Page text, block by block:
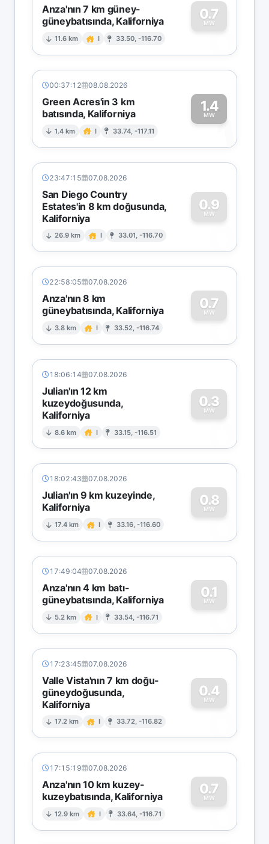
Anza'nın 7 km güney-
güneybatısında, Kaliforniya
11.6 km I 33.50, -116.70
0.7
MW
0
00:37:12 08.08.2026
Green Acres'in 3 km
batısında, Kaliforniya
1.4 km I 33.74, -117.11
1.4
MW1
23:47:15 07.08.2026
San Diego Country
Estates'in 8 km doğusunda,
Kaliforniya
26.9 km I 33.01, -116.70
0.9
MW
0
22:58:05 07.08.2026
Anza'nın 8 km
güneybatısında, Kaliforniya
3.8 km I 33.52, -116.74
0.7
MW
0
18:06:14 07.08.2026
Julian'ın 12 km
kuzeydoğusunda,
Kaliforniya
8.6 km I 33.15, -116.51
0.3
MW
0
18:02:43 07.08.2026
Julian'ın 9 km kuzeyinde,
Kaliforniya
17.4 km I 33.16, -116.60
0.8
MW
0
17:49:04 07.08.2026
Anza'nın 4 km batı-
güneybatısında, Kaliforniya
5.2 km I 33.54, -116.71
0.1
MW
0
17:23:45 07.08.2026
Valle Vista'nın 7 km doğu-
güneydoğusunda,
Kaliforniya
17.2 km I 33.72, -116.82
0.4
MW
0
17:15:19 07.08.2026
Anza'nın 10 km kuzey-
kuzeybatısında, Kaliforniya
12.9 km I 33.64, -116.71
0.7
MW
0